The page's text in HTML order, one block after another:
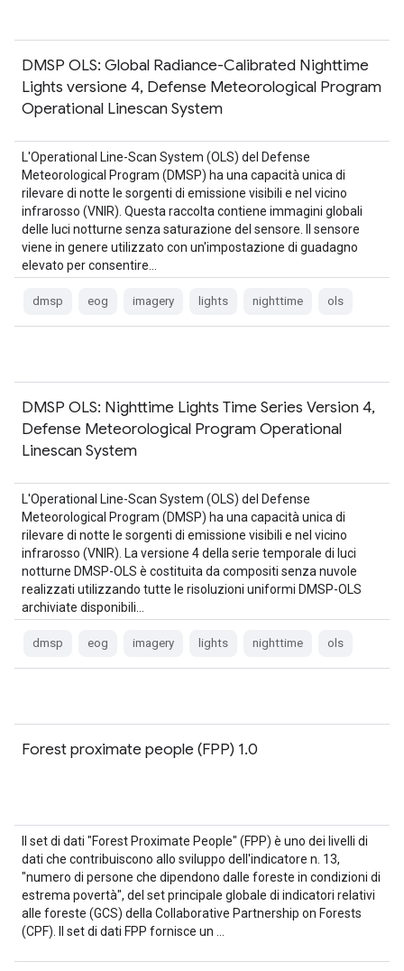
DMSP OLS: Global Radiance-Calibrated Nighttime
Lights versione 4, Defense Meteorological Program
Operational Linescan System
L'Operational Line-Scan System (OLS) del Defense
Meteorological Program (DMSP) ha una capacità unica di
rilevare di notte le sorgenti di emissione visibili e nel vicino
infrarosso (VNIR). Questa raccolta contiene immagini globali
delle luci notturne senza saturazione del sensore. Il sensore
viene in genere utilizzato con un'impostazione di guadagno
elevato per consentire…
dmsp eog imagery lights nighttime ols
DMSP OLS: Nighttime Lights Time Series Version 4,
Defense Meteorological Program Operational
Linescan System
L'Operational Line-Scan System (OLS) del Defense
Meteorological Program (DMSP) ha una capacità unica di
rilevare di notte le sorgenti di emissione visibili e nel vicino
infrarosso (VNIR). La versione 4 della serie temporale di luci
notturne DMSP-OLS è costituita da compositi senza nuvole
realizzati utilizzando tutte le risoluzioni uniformi DMSP-OLS
archiviate disponibili…
dmsp eog imagery lights nighttime ols
Forest proximate people (FPP) 1.0
Il set di dati "Forest Proximate People" (FPP) è uno dei livelli di
dati che contribuiscono allo sviluppo dell'indicatore n. 13,
"numero di persone che dipendono dalle foreste in condizioni di
estrema povertà", del set principale globale di indicatori relativi
alle foreste (GCS) della Collaborative Partnership on Forests
(CPF). Il set di dati FPP fornisce un …